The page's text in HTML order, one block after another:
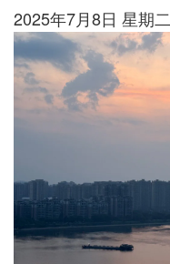
2025年7月8日 星期二